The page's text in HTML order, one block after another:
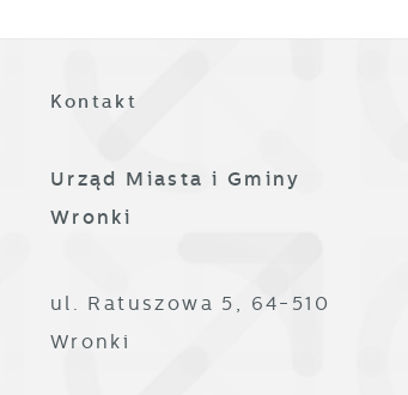
Kontakt
Urząd Miasta i Gminy
Wronki
ul. Ratuszowa 5, 64-510
Wronki